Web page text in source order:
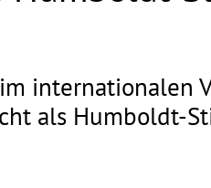
internationalen
als Humboldt-